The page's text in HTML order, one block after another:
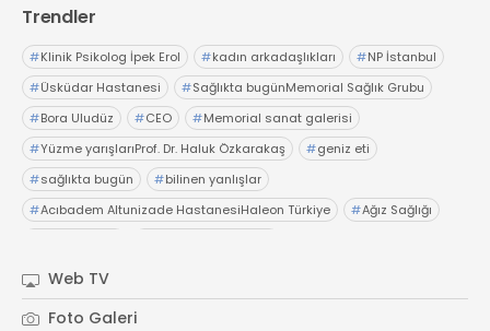
Trendler
#Klinik Psikolog İpek Erol #kadın arkadaşlıkları #NP İstanbul
#Üsküdar Hastanesi #Sağlıkta bugünMemorial Sağlık Grubu
#Bora Uludüz #CEO #Memorial sanat galerisi
#Yüzme yarışlarıProf. Dr. Haluk Özkarakaş #geniz eti
#sağlıkta bugün #bilinen yanlışlar
#Acıbadem Altunizade HastanesiHaleon Türkiye #Ağız Sağlığı
# Kristin Aslaner ArasUzm. Dyt. Büşra Şen
#Memorial Ataşehir Hastanesi
Web TV
Foto Galeri